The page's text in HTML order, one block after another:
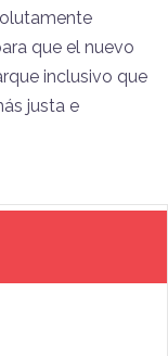
que el nuevo
inclusivo que
justa e